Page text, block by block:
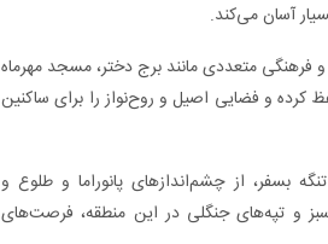
آسان می‌کند.
و فرهنگی متعددی مانند برج دختر، مسجد مهرماه
کرده و فضایی اصیل و روح‌نواز را برای ساکنین
بسفر، از چشم‌اندازهای پانوراما و طلوع و
و تپه‌های جنگلی در این منطقه، فرصت‌های